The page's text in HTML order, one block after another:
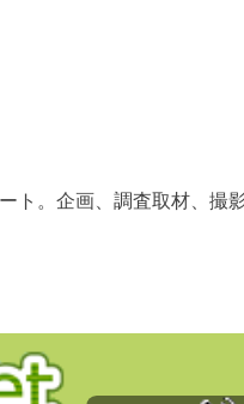
ト。企画、調査取材、撮